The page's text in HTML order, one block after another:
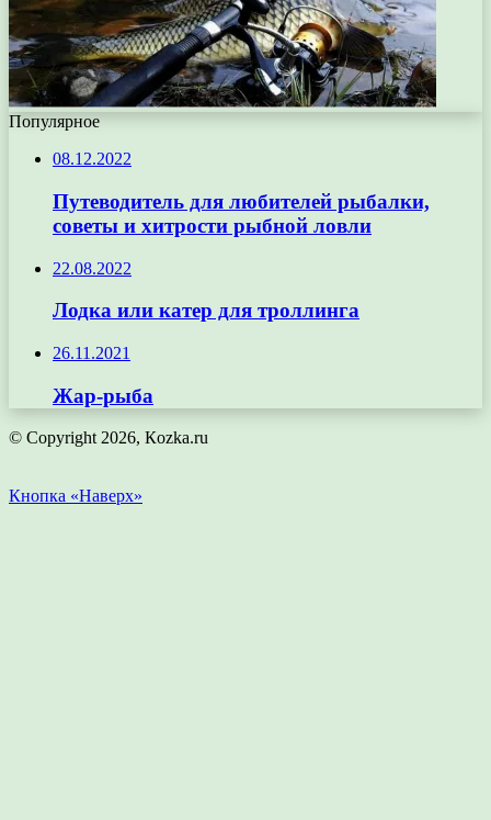
Популярное
08.12.2022
Путеводитель для любителей рыбалки,
советы и хитрости рыбной ловли
22.08.2022
Лодка или катер для троллинга
26.11.2021
Жар-рыба
© Copyright 2026, Кozka.ru
Кнопка «Наверх»